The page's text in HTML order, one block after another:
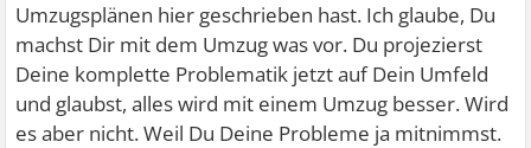
Umzugsplänen hier geschrieben hast. Ich glaube, Du
machst Dir mit dem Umzug was vor. Du projezierst
Deine komplette Problematik jetzt auf Dein Umfeld
und glaubst, alles wird mit einem Umzug besser. Wird
es aber nicht. Weil Du Deine Probleme ja mitnimmst.